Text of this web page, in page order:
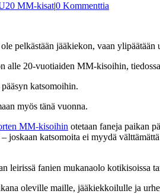
MM-kisat|0 Kommenttia
pelkästään jääkiekon, vaan ylipäätään
20-vuotiaiden MM-kisoihin,
katsomoihin.
myös tänä vuonna.
MM-kisoihin otetaan faneja paikan
joskaan katsomoita ei myydä
fanien mukanaolo kotikisoissa
oleville maille, jääkiekkoilulle ja